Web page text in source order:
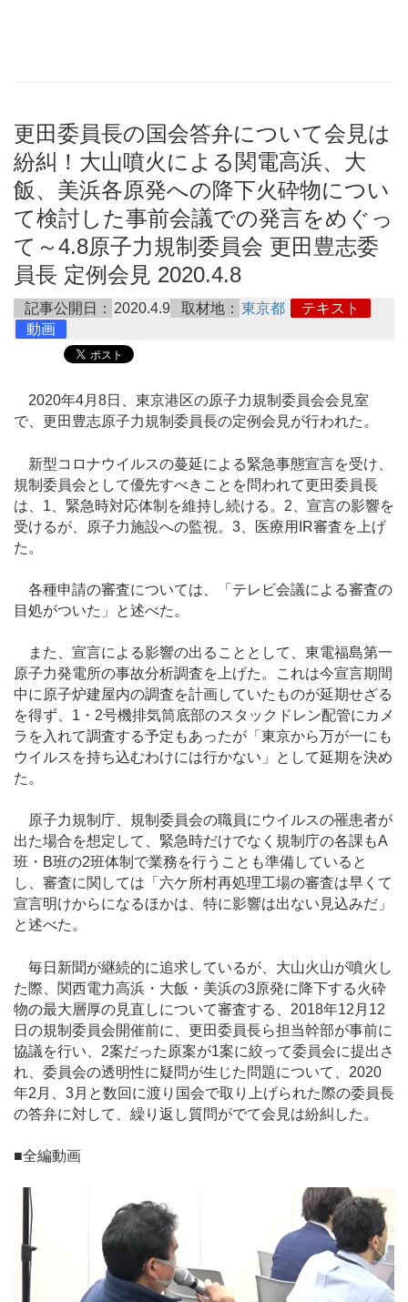
更田委員長の国会答弁について会見は
紛糾！大山噴火による関電高浜、大
飯、美浜各原発への降下火砕物につい
て検討した事前会議での発言をめぐっ
て～4.8原子力規制委員会 更田豊志委
員長 定例会見 2020.4.8
記事公開日： 2020.4.9 取材地： 東京都
テキスト
動画
2020年4月8日、東京港区の原子力規制委員会会見室
で、更田豊志原子力規制委員長の定例会見が行われた。
新型コロナウイルスの蔓延による緊急事態宣言を受け、
規制委員会として優先すべきことを問われて更田委員長
は、1、緊急時対応体制を維持し続ける。2、宣言の影響を
受けるが、原子力施設への監視。3、医療用IR審査を上げ
た。
各種申請の審査については、「テレビ会議による審査の
目処がついた」と述べた。
また、宣言による影響の出ることとして、東電福島第一
原子力発電所の事故分析調査を上げた。これは今宣言期間
中に原子炉建屋内の調査を計画していたものが延期せざる
を得ず、1・2号機排気筒底部のスタックドレン配管にカメ
ラを入れて調査する予定もあったが「東京から万が一にも
ウイルスを持ち込むわけには行かない」として延期を決め
た。
原子力規制庁、規制委員会の職員にウイルスの罹患者が
出た場合を想定して、緊急時だけでなく規制庁の各課もA
班・B班の2班体制で業務を行うことも準備していると
し、審査に関しては「六ケ所村再処理工場の審査は早くて
宣言明けからになるほかは、特に影響は出ない見込みだ」
と述べた。
毎日新聞が継続的に追求しているが、大山火山が噴火し
た際、関西電力高浜・大飯・美浜の3原発に降下する火砕
物の最大層厚の見直しについて審査する、2018年12月12
日の規制委員会開催前に、更田委員長ら担当幹部が事前に
協議を行い、2案だった原案が1案に絞って委員会に提出さ
れ、委員会の透明性に疑問が生じた問題について、2020
年2月、3月と数回に渡り国会で取り上げられた際の委員長
の答弁に対して、繰り返し質問がでて会見は紛糾した。
■全編動画